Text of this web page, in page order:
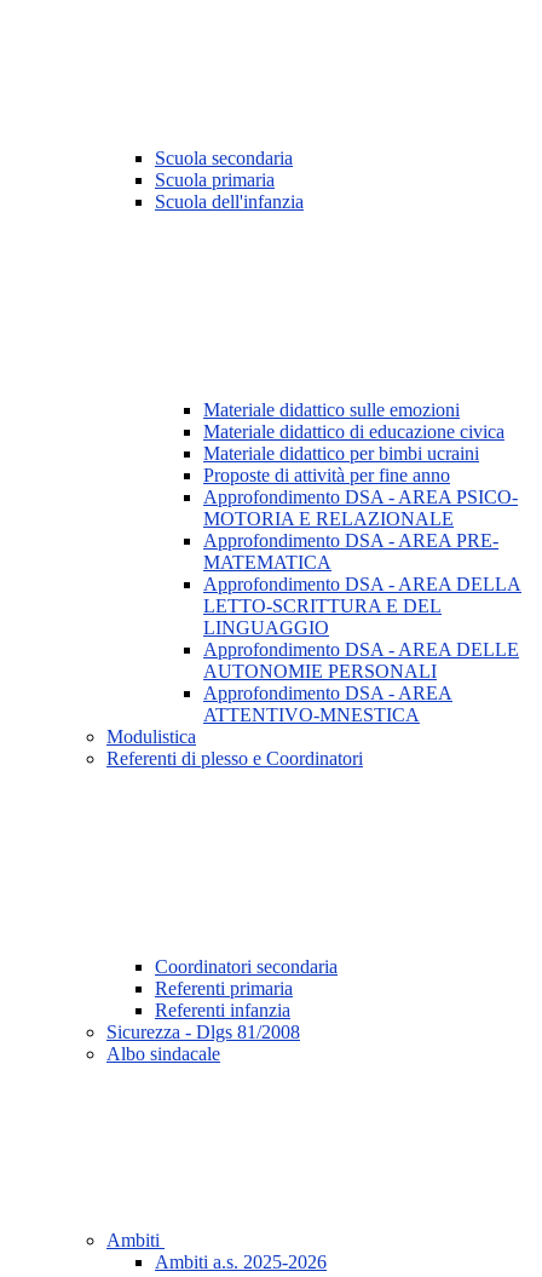
Scuola secondaria
Scuola primaria
Scuola dell'infanzia
Materiale didattico sulle emozioni
Materiale didattico di educazione civica
Materiale didattico per bimbi ucraini
Proposte di attività per fine anno
Approfondimento DSA - AREA PSICO-
MOTORIA E RELAZIONALE
Approfondimento DSA - AREA PRE-
MATEMATICA
Approfondimento DSA - AREA DELLA
LETTO-SCRITTURA E DEL
LINGUAGGIO
Approfondimento DSA - AREA DELLE
AUTONOMIE PERSONALI
Approfondimento DSA - AREA
ATTENTIVO-MNESTICA
Modulistica
Referenti di plesso e Coordinatori
Coordinatori secondaria
Referenti primaria
Referenti infanzia
Sicurezza - Dlgs 81/2008
Albo sindacale
Ambiti
Ambiti a.s. 2025-2026